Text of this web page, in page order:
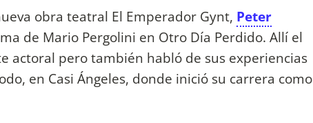
obra teatral El Emperador Gynt, Peter
de Mario Pergolini en Otro Día Perdido. Allí el
actoral pero también habló de sus experiencias
en Casi Ángeles, donde inició su carrera como